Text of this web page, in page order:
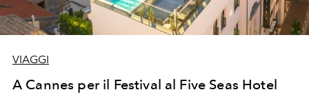
VIAGGI
A Cannes per il Festival al Five Seas Hotel